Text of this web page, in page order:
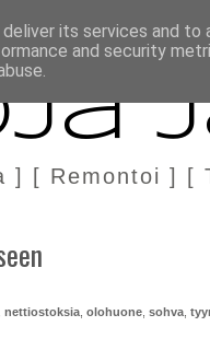
MARKKINOINTI & YHTEISTYÖ
] [ Remontoi ] [
nettiostoksia olohuone sohva
its services and to
and security